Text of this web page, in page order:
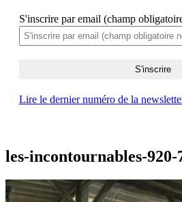
S'inscrire par email (champ
Lire le dernier numéro de la
les-incontournables-920-